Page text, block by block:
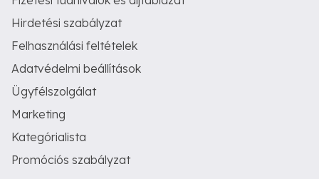
Hirdetési szabályzat
Felhasználási feltételek
Adatvédelmi beállítások
Ügyfélszolgálat
Marketing
Kategórialista
Promóciós szabályzat